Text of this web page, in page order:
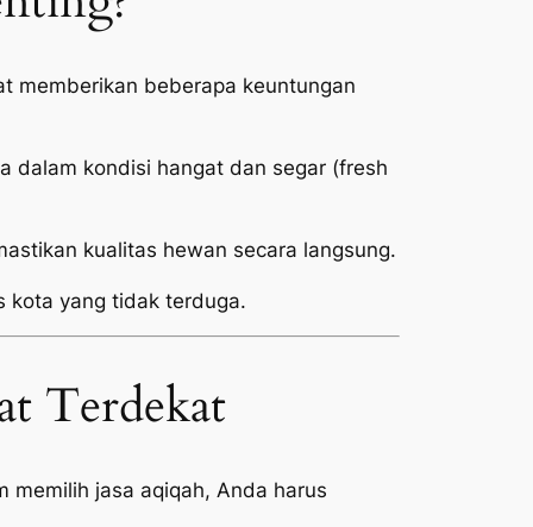
memberikan beberapa keuntungan
dalam kondisi hangat dan segar (fresh
kualitas hewan secara langsung.
kota yang tidak terduga.
Terdekat
memilih jasa aqiqah, Anda harus